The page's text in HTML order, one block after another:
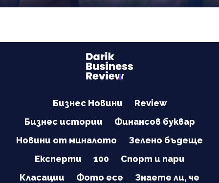
Бизнес Новини
Review
Бизнес истории
Финансов буквар
Новини от миналото
Зелено бъдеще
Експерти
100
Спорт и пари
Класации
Фото есе
Знаете ли, че